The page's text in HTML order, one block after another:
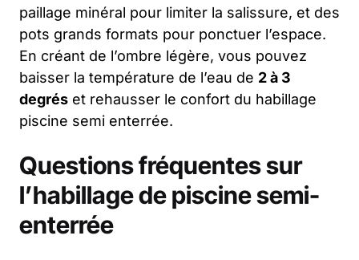
paillage minéral pour limiter la salissure, et des
pots grands formats pour ponctuer l’espace.
En créant de l’ombre légère, vous pouvez
baisser la température de l’eau de 2 à 3
degrés et rehausser le confort du habillage
piscine semi enterrée.
Questions fréquentes sur
l’habillage de piscine semi-
enterrée